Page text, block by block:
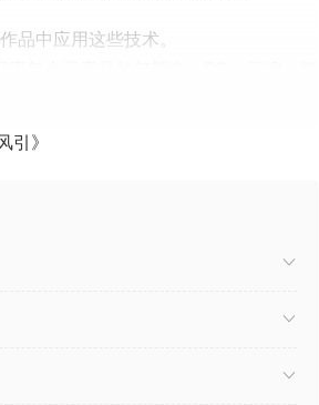
品中应用这些技术。
原曲提取的受版权保护或提取的声
in to learn how to apply
Improve your Workflow and get
》